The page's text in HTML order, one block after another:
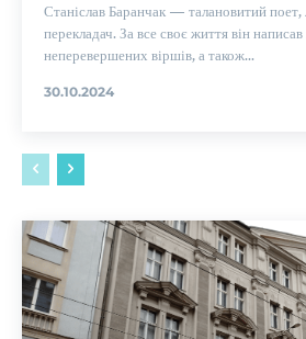
Станіслав Баранчак — талановитий поет,
перекладач. За все своє життя він написав
неперевершених віршів, а також...
30.10.2024